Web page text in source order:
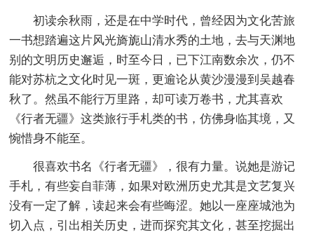
初读余秋雨，还是在中学时代，曾经因为文化苦旅
一书想踏遍这片风光旖旎山清水秀的土地，去与天渊地
别的文明历史邂逅，时至今日，已下江南数余次，仍不
能对苏杭之文化时见一斑，更逾论从黄沙漫漫到吴越春
秋了。然虽不能行万里路，却可读万卷书，尤其喜欢
《行者无疆》这类旅行手札类的书，仿佛身临其境，又
惋惜身不能至。
很喜欢书名《行者无疆》，很有力量。说她是游记
手札，有些妄自菲薄，如果对欧洲历史尤其是文艺复兴
没有一定了解，读起来会有些晦涩。她以一座座城池为
切入点，引出相关历史，进而探究其文化，甚至挖掘出